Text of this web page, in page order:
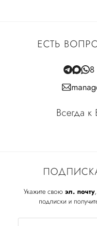
Укажите свою эл. почту
подписки и
ЕСТЬ
8
Всегда